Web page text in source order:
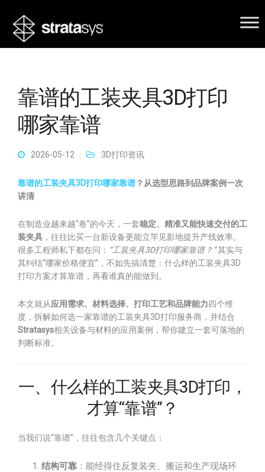
靠谱的工装夹具3D打印
哪家靠谱
2026-05-12 3D打印资讯
靠谱的工装夹具3D打印哪家靠谱 ？从选型思路到品牌案例一次
讲清
在制造业越来越“卷”的今天，一套稳定、精准又能快速交付的工
装夹具 ，往往比买一台新设备更能立竿见影地提升产线效率。
很多工程师私下都在问： “工装夹具3D打印哪家靠谱？”其实与
其纠结“哪家价格便宜”，不如先搞清楚：什么样的工装夹具3D
打印方案才算靠谱，再看谁真的能做到。
本文就从应用需求、材料选择、打印工艺和品牌能力四个维
度，拆解如何选一家靠谱的工装夹具3D打印服务商，并结合
Stratasys相关设备与材料的应用案例，帮你建立一套可落地的
判断标准。
一、什么样的工装夹具3D打印，
才算“靠谱”？
当我们说“靠谱”，往往包含几个关键点：
结构可靠 ：能经得住反复装夹、搬运和生产现场环